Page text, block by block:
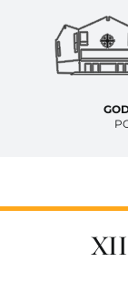
zawartości